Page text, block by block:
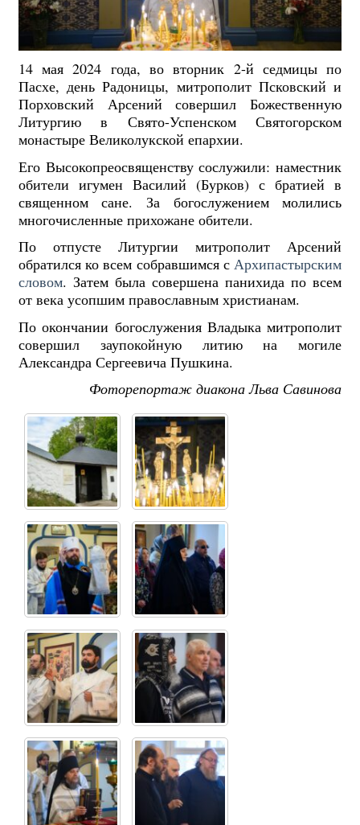
14 мая 2024 года, во вторник 2-й седмицы по
Пасхе, день Радоницы, митрополит Псковский и
Порховский Арсений совершил Божественную
Литургию в Свято-Успенском Святогорском
монастыре Великолукской епархии.
Его Высокопреосвященству сослужили: наместник
обители игумен Василий (Бурков) с братией в
священном сане. За богослужением молились
многочисленные прихожане обители.
По отпусте Литургии митрополит Арсений
обратился ко всем собравшимся сАрхипастырским
словом. Затем была совершена панихида по всем
от века усопшим православным христианам.
По окончании богослужения Владыка митрополит
совершил заупокойную литию на могиле
Александра Сергеевича Пушкина.
Фоторепортаж диакона Льва Савинова